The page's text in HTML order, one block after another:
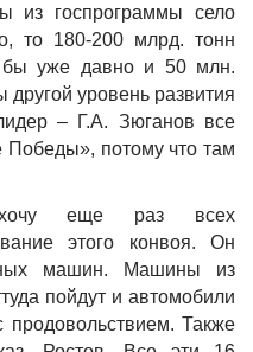
из госпрограммы село
то 180-200 млрд. тонн
бы уже давно и 50 млн.
уровень развития
– Г.А. Зюганов все
потому что там
хочу еще раз всех
этого конвоя. Он
машин. Машины из
пойдут и автомобили
Также